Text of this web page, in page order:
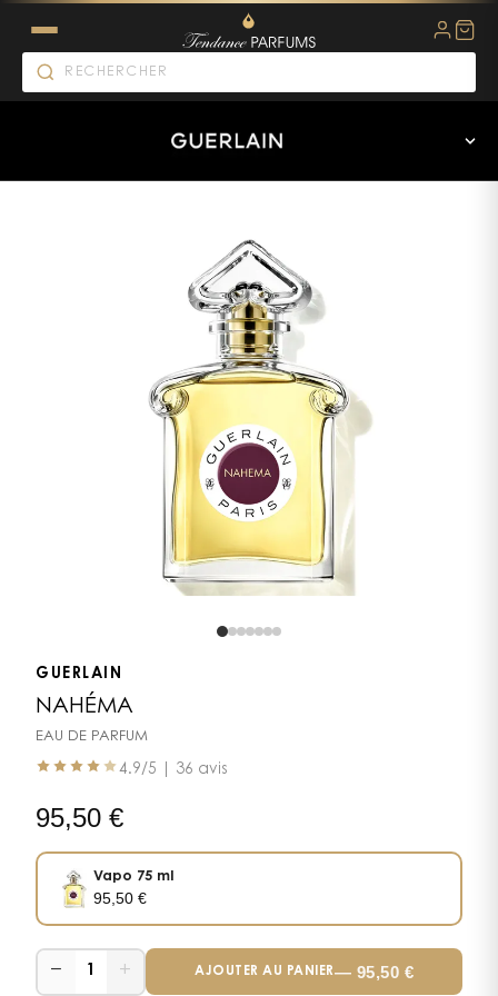
GUERLAIN
NAHÉMA
EAU DE PARFUM
4.9/5 | 36 avis
95,50 €
Vapo 75 ml
95,50€
− 1 + AJOUTER AU PANIER— 95,50 €